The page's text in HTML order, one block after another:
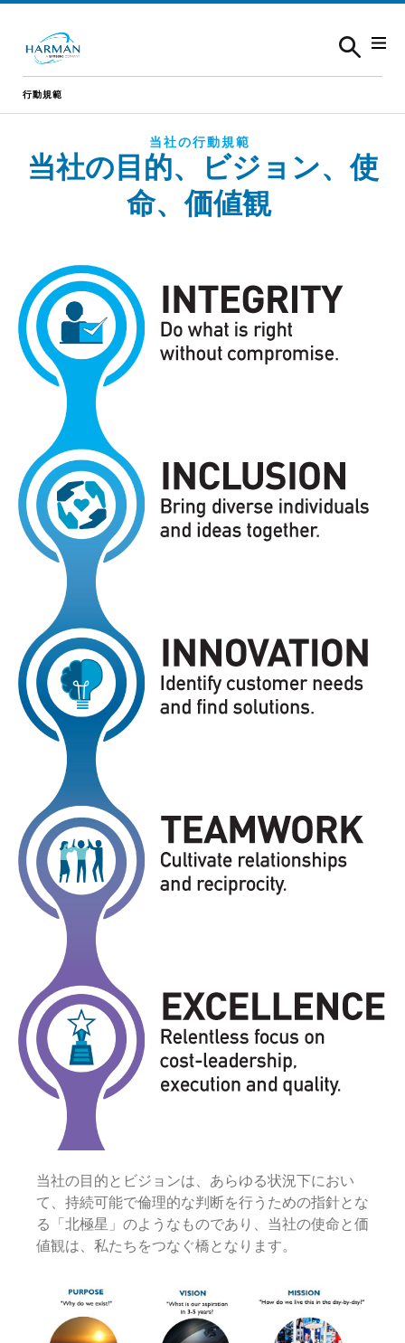
行動規範
当社の行動規範
当社の目的、ビジョン、使
命、価値観
当社の目的とビジョンは、あらゆる状況下におい
て、持続可能で倫理的な判断を行うための指針とな
る「北極星」のようなものであり、当社の使命と価
値観は、私たちをつなぐ橋となります。